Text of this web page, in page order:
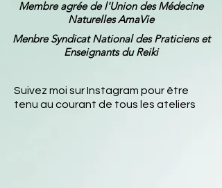
Membre agrée de l'Union des Médecine
Naturelles AmaVie
Menbre Syndicat National des Praticiens et
Enseignants du Reiki
Suivez moi sur Instagram pour être
tenu au courant de tous les ateliers